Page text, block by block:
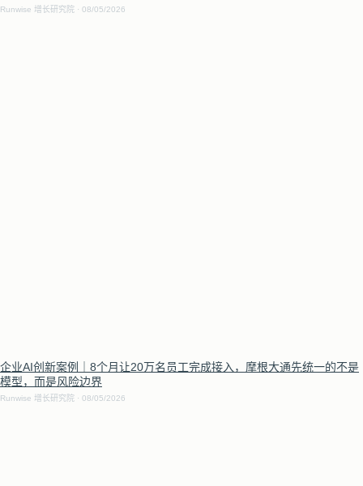
Runwise 增长研究院 08/05/2026
企业AI创新案例｜8个月让20万名员工完成接入，摩根大通先统一的不是
模型，而是风险边界
Runwise 增长研究院 08/05/2026